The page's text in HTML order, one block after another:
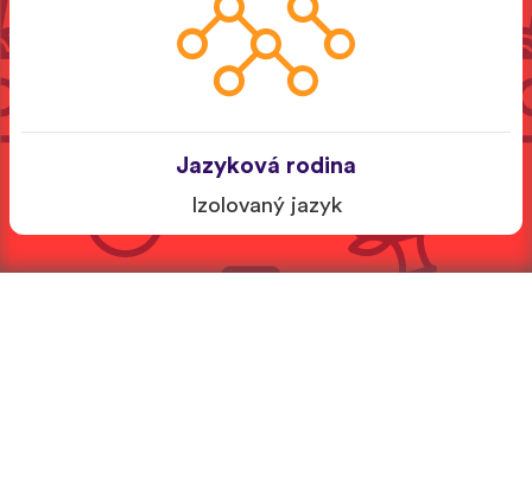
Jazyková rodina
Izolovaný jazyk